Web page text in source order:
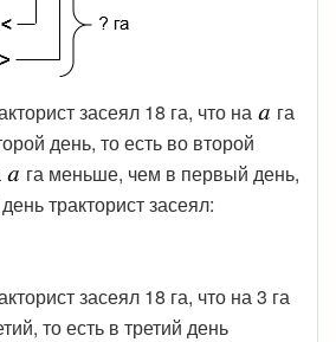
засеял 18 га, что на
га
день, то есть во второй
га меньше, чем в первый день,
тракторист засеял:
засеял 18 га, что на 3 га
то есть в третий день